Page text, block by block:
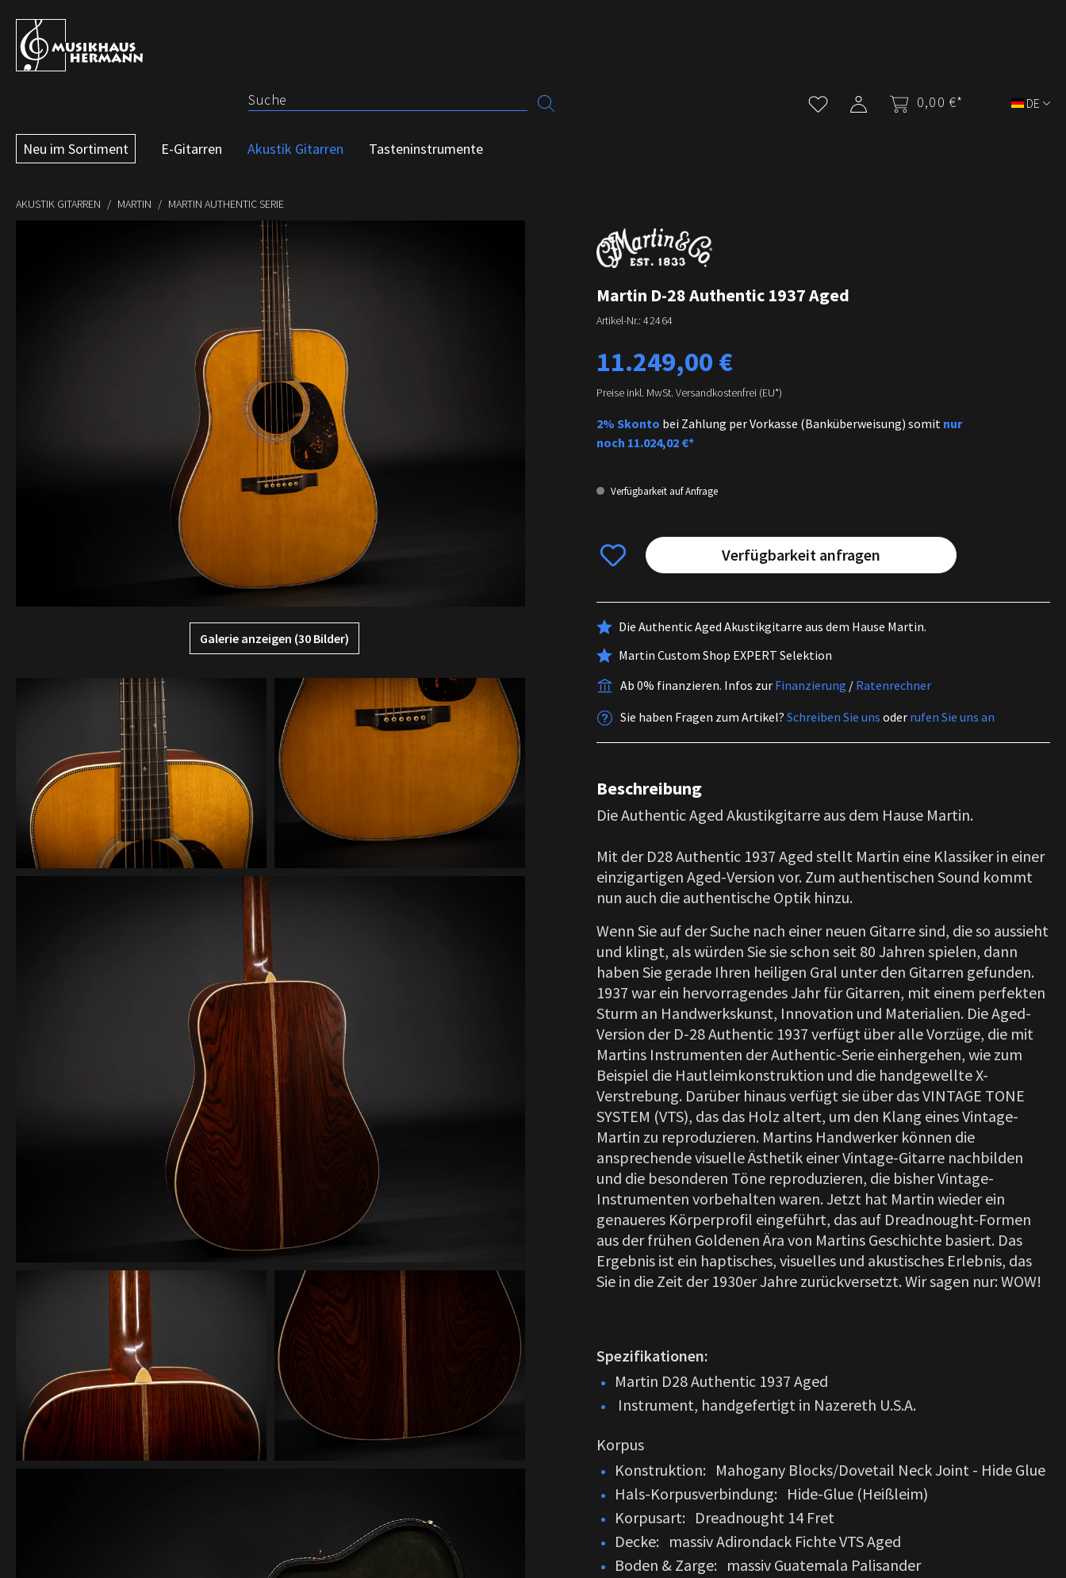
Hauptinhalt springen
Zur Suche springen
Zur Hauptnavigation springen
0,00 €* DE
Neu im Sortiment E-Gitarren Akustik Gitarren Tasteninstrumente
AKUSTIK GITARREN MARTIN MARTIN AUTHENTIC SERIE
Galerie anzeigen (30 Bilder)
Martin D-28 Authentic 1937 Aged
Artikel-Nr.: 42464
Regulärer Preis:
11.249,00 €
Preise inkl. MwSt. Versandkostenfrei (EU*)
2% Skonto bei Zahlung per Vorkasse (Banküberweisung) somit nur
noch 11.024,02 €*
Verfügbarkeit auf Anfrage
Verfügbarkeit anfragen
Die Authentic Aged Akustikgitarre aus dem Hause Martin.
Martin Custom Shop EXPERT Selektion
Ab 0% finanzieren. Infos zur Finanzierung / Ratenrechner
Sie haben Fragen zum Artikel? Schreiben Sie uns oder rufen Sie uns an
Beschreibung
Die Authentic Aged Akustikgitarre aus dem Hause Martin.
Mit der D28 Authentic 1937 Aged stellt Martin eine Klassiker in einer
einzigartigen Aged-Version vor. Zum authentischen Sound kommt
nun auch die authentische Optik hinzu.
Wenn Sie auf der Suche nach einer neuen Gitarre sind, die so aussieht
und klingt, als würden Sie sie schon seit 80 Jahren spielen, dann
haben Sie gerade Ihren heiligen Gral unter den Gitarren gefunden.
1937 war ein hervorragendes Jahr für Gitarren, mit einem perfekten
Sturm an Handwerkskunst, Innovation und Materialien. Die Aged-
Version der D-28 Authentic 1937 verfügt über alle Vorzüge, die mit
Martins Instrumenten der Authentic-Serie einhergehen, wie zum
Beispiel die Hautleimkonstruktion und die handgewellte X-
Verstrebung. Darüber hinaus verfügt sie über das VINTAGE TONE
SYSTEM (VTS), das das Holz altert, um den Klang eines Vintage-
Martin zu reproduzieren. Martins Handwerker können die
ansprechende visuelle Ästhetik einer Vintage-Gitarre nachbilden
und die besonderen Töne reproduzieren, die bisher Vintage-
Instrumenten vorbehalten waren. Jetzt hat Martin wieder ein
genaueres Körperprofil eingeführt, das auf Dreadnought-Formen
aus der frühen Goldenen Ära von Martins Geschichte basiert. Das
Ergebnis ist ein haptisches, visuelles und akustisches Erlebnis, das
Sie in die Zeit der 1930er Jahre zurückversetzt. Wir sagen nur: WOW!
Spezifikationen:
Martin D28 Authentic 1937 Aged
Instrument, handgefertigt in Nazereth U.S.A.
Korpus
Konstruktion: Mahogany Blocks/Dovetail Neck Joint - Hide Glue
Hals-Korpusverbindung: Hide-Glue (Heißleim)
Korpusart: Dreadnought 14 Fret
Decke: massiv Adirondack Fichte VTS Aged
Boden & Zarge: massiv Guatemala Palisander